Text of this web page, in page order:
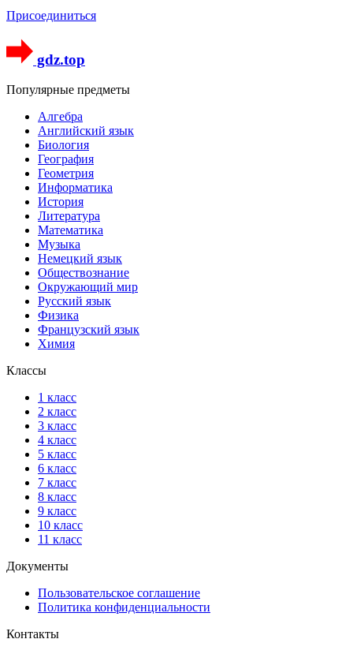
Присоединиться
gdz.top
Популярные предметы
Алгебра
Английский язык
Биология
География
Геометрия
Информатика
История
Литература
Математика
Музыка
Немецкий язык
Обществознание
Окружающий мир
Русский язык
Физика
Французский язык
Химия
Классы
1 класс
2 класс
3 класс
4 класс
5 класс
6 класс
7 класс
8 класс
9 класс
10 класс
11 класс
Документы
Пользовательское соглашение
Политика конфиденциальности
Контакты